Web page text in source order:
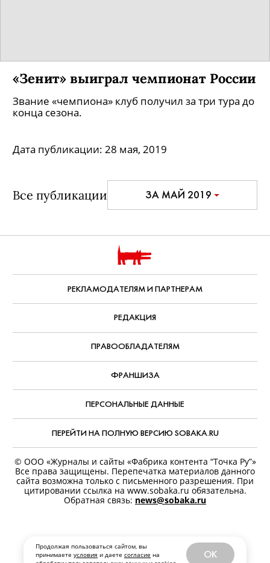
Продолжая пользоваться сайтом, вы
принимаете условия и даете согласие на
OK
Посмотрите, как Петербург
праздновал победу «Зенита» в
Крестовском острове — золотым.
«Зенит» выиграл чемпионат России
Звание «чемпиона» клуб получил за три тура до
конца сезона.